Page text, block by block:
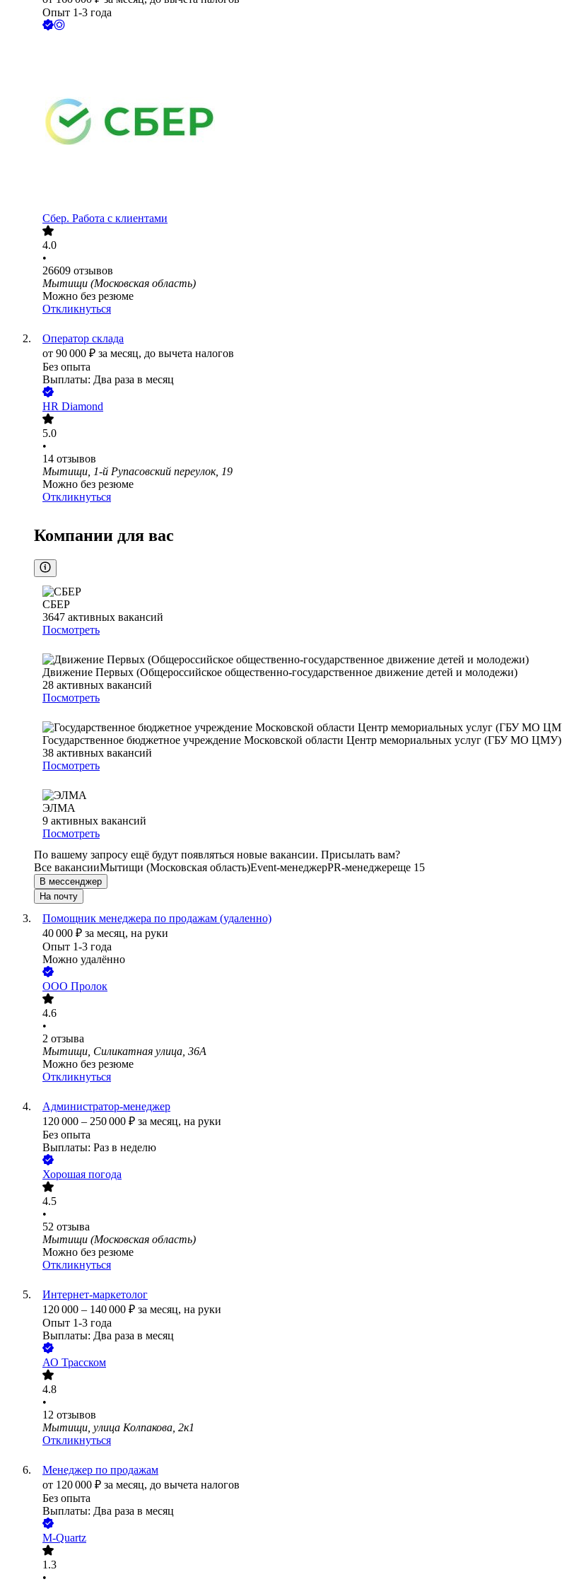
Опыт 1-3 года
Сбер. Работа с клиентами
4.0
•
26609 отзывов
Мытищи (Московская область)
Можно без резюме
Откликнуться
Оператор склада
от 90 000 ₽ за месяц, до вычета налогов
Без опыта
Выплаты: Два раза в месяц
HR Diamond
5.0
•
14 отзывов
Мытищи, 1-й Рупасовский переулок, 19
Можно без резюме
Откликнуться
Компании для вас
СБЕР
3647 активных вакансий
Посмотреть
Движение Первых (Общероссийское общественно-государственное движение детей и молодежи)
28 активных вакансий
Посмотреть
Государственное бюджетное учреждение Московской области Центр мемориальных услуг (ГБУ МО ЦМУ)
38 активных вакансий
Посмотреть
ЭЛМА
9 активных вакансий
Посмотреть
По вашему запросу ещё будут появляться новые вакансии. Присылать вам?
Все вакансииМытищи (Московская область)Event-менеджерPR-менеджереще 15
В мессенджер
На почту
Помощник менеджера по продажам (удаленно)
40 000 ₽ за месяц, на руки
Опыт 1-3 года
Можно удалённо
ООО Пролок
4.6
•
2 отзыва
Мытищи, Силикатная улица, 36А
Можно без резюме
Откликнуться
Администратор-менеджер
120 000 – 250 000 ₽ за месяц, на руки
Без опыта
Выплаты: Раз в неделю
Хорошая погода
4.5
•
52 отзыва
Мытищи (Московская область)
Можно без резюме
Откликнуться
Интернет-маркетолог
120 000 – 140 000 ₽ за месяц, на руки
Опыт 1-3 года
Выплаты: Два раза в месяц
АО Трасском
4.8
•
12 отзывов
Мытищи, улица Колпакова, 2к1
Откликнуться
Менеджер по продажам
от 120 000 ₽ за месяц, до вычета налогов
Без опыта
Выплаты: Два раза в месяц
M-Quartz
1.3
•